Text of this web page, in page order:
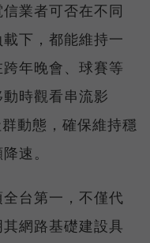
業者可否在不同
下，都能維持一
年晚會、球賽等
時觀看串流影
動態，確保維持穩
速。
台第一，不僅代
網路基礎建設具